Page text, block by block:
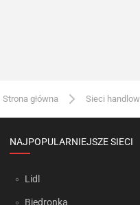
Strona główna Sieci
NAJPOPULARNIEJSZE SIECI
Lidl
Biedronka